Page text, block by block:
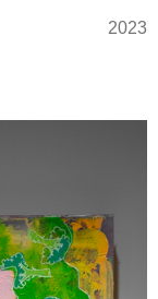
2023